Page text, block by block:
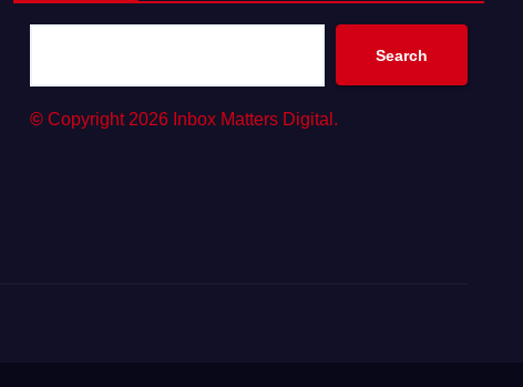
Search
© Copyright 2026 Inbox Matters Digital.